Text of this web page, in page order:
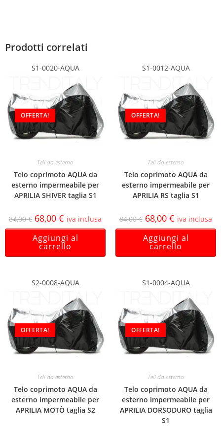
Prodotti correlati
S1-0020-AQUA
OFFERTA!
Teli da esterno
Telo coprimoto AQUA da
esterno impermeabile per
APRILIA SHIVER taglia S1
84,00€ 68,00 € iva inclusa
Aggiungi al
carrello
S1-0012-AQUA
OFFERTA!
Teli da esterno
Telo coprimoto AQUA da
esterno impermeabile per
APRILIA RS taglia S1
84,00€ 68,00 € iva inclusa
Aggiungi al
carrello
S2-0008-AQUA
OFFERTA!
Teli da esterno
Telo coprimoto AQUA da
esterno impermeabile per
APRILIA MOTÒ taglia S2
S1-0004-AQUA
OFFERTA!
Teli da esterno
Telo coprimoto AQUA da
esterno impermeabile per
APRILIA DORSODURO taglia
S1